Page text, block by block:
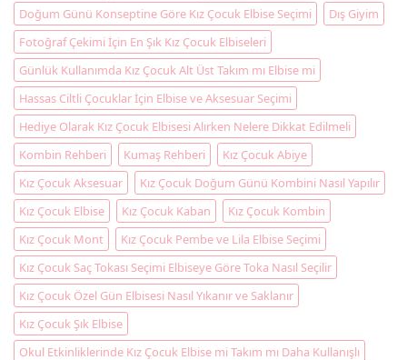
Doğum Günü Konseptine Göre Kız Çocuk Elbise Seçimi
Dış Giyim
Fotoğraf Çekimi İçin En Şık Kız Çocuk Elbiseleri
Günlük Kullanımda Kız Çocuk Alt Üst Takım mı Elbise mi
Hassas Ciltli Çocuklar İçin Elbise ve Aksesuar Seçimi
Hediye Olarak Kız Çocuk Elbisesi Alırken Nelere Dikkat Edilmeli
Kombin Rehberi
Kumaş Rehberi
Kız Çocuk Abiye
Kız Çocuk Aksesuar
Kız Çocuk Doğum Günü Kombini Nasıl Yapılır
Kız Çocuk Elbise
Kız Çocuk Kaban
Kız Çocuk Kombin
Kız Çocuk Mont
Kız Çocuk Pembe ve Lila Elbise Seçimi
Kız Çocuk Saç Tokası Seçimi Elbiseye Göre Toka Nasıl Seçilir
Kız Çocuk Özel Gün Elbisesi Nasıl Yıkanır ve Saklanır
Kız Çocuk Şık Elbise
Okul Etkinliklerinde Kız Çocuk Elbise mi Takım mı Daha Kullanışlı